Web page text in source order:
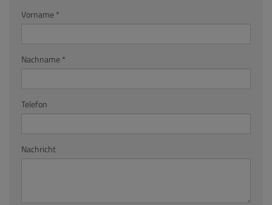
Vorname
Nachname
Telefon
Nachricht